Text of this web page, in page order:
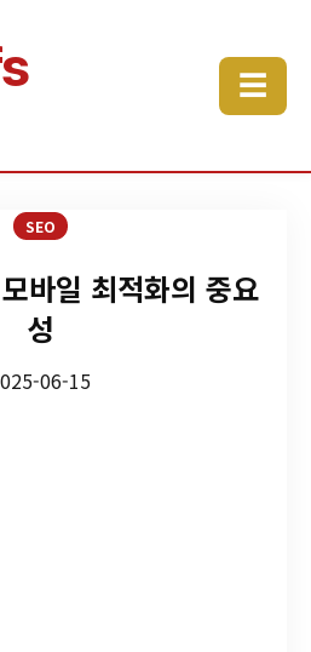
☰
SEO
바일 최적화의 중요
성
06-15